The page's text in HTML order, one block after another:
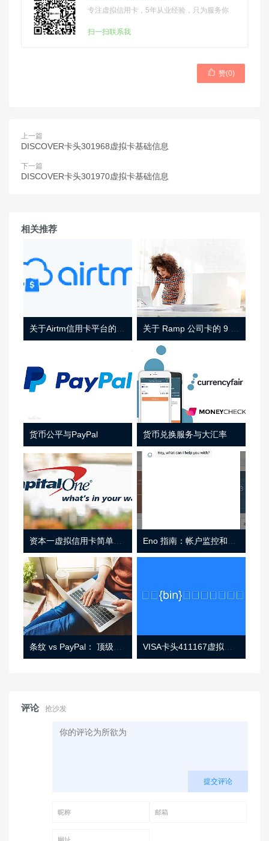
专注虚拟信用卡，5年从业经验，只为服务你
扫一扫联系我
 赞(0)
上一篇
DISCOVER卡头301968虚拟卡基础信息
下一篇
DISCOVER卡头301970虚拟卡基础信息
相关推荐
货币公平与PayPal 货币兑换服务与大汇率
资本一虚拟信用卡简单介绍
条纹 vs PayPal： 顶级功能， 定价 （和更多！ VISA卡头411167虚拟卡基础信息
评论 抢沙发
提交评论